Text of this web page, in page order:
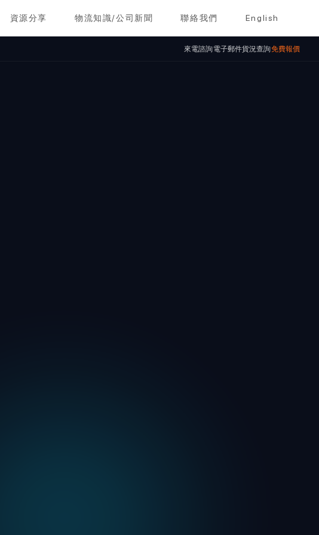
資源分享 物流知識/公司新聞 聯絡我們 English
來電諮詢電子郵件貨況查詢免費報價